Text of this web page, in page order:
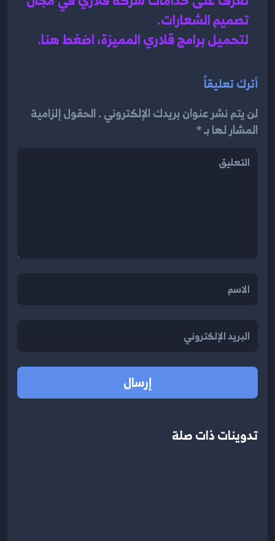
تصميم الشعارات.
لتحميل برامج قلاري المميزة، اضغط هنا.
أترك تعليقاً
لن يتم نشر عنوان بريدك الإلكتروني . الحقول إلزامية
المشار لها بـ *
إرسال
تدوينات ذات صلة